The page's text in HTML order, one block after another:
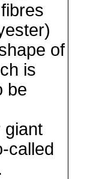
of
is
be
giant
called